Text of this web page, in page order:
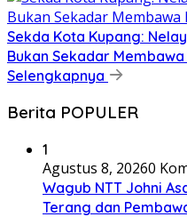
Sekda Kota Kupang:
Bukan Sekadar
Selengkapnya
Berita POPULER
1
Agustus 8, 20260
Wagub NTT Johni
Terang dan